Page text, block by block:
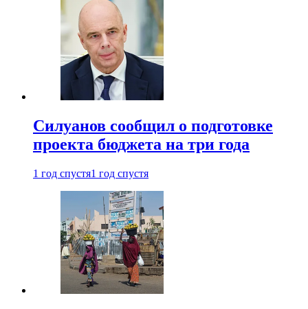
Силуанов сообщил о подготовке
проекта бюджета на три года
1 год спустя1 год спустя